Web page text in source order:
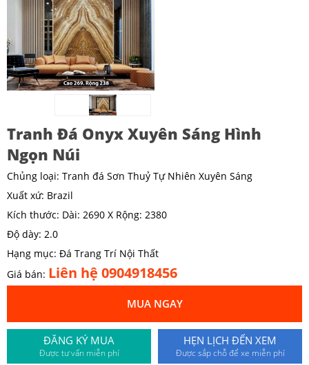
Tranh Đá Onyx Xuyên Sáng Hình
Ngọn Núi
Chủng loại: Tranh đá Sơn Thuỷ Tự Nhiên Xuyên Sáng
Xuất xứ: Brazil
Kích thước: Dài: 2690 X Rộng: 2380
Độ dày: 2.0
Hạng mục: Đá Trang Trí Nội Thất
Giá bán: Liên hệ 0904918456
MUA NGAY
ĐĂNG KÝ MUA
Được tư vấn miễn phí
HẸN LỊCH ĐẾN XEM
Được sắp chỗ để xe miễn phí